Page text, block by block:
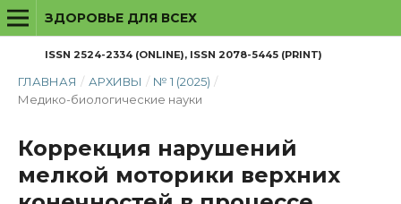
ЗДОРОВЬЕ ДЛЯ ВСЕХ
ISSN 2524-2334 (ONLINE), ISSN 2078-5445 (PRINT)
ГЛАВНАЯ / АРХИВЫ / № 1 (2025) /
Медико-биологические науки
Коррекция нарушений
мелкой моторики верхних